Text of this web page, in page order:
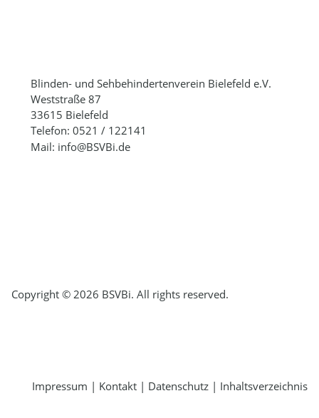
Blinden- und Sehbehindertenverein Bielefeld e.V.
Weststraße 87
33615 Bielefeld
Telefon: 0521 / 122141
Mail: info@BSVBi.de
Copyright © 2026 BSVBi. All rights reserved.
Impressum | Kontakt | Datenschutz | Inhaltsverzeichnis